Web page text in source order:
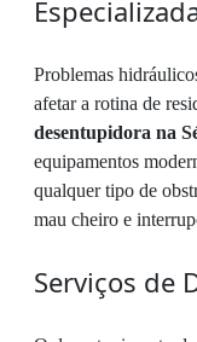
Problemas
afetar a rotina de
desentupidora na
equipamentos
qualquer tipo de
mau cheiro e
Serviços de